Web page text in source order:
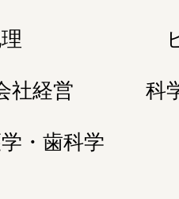
社経営 科
・歯科学